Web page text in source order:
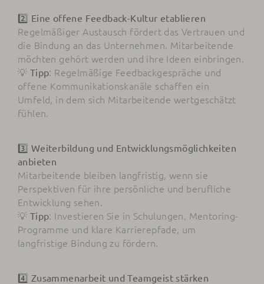
2️⃣ Eine offene Feedback-Kultur etablieren
Regelmäßiger Austausch fördert das Vertrauen und
die Bindung an das Unternehmen. Mitarbeitende
möchten gehört werden und ihre Ideen einbringen.
💡 Tipp: Regelmäßige Feedbackgespräche und
offene Kommunikationskanäle schaffen ein
Umfeld, in dem sich Mitarbeitende wertgeschätzt
fühlen.
3️⃣ Weiterbildung und Entwicklungsmöglichkeiten
anbieten
Mitarbeitende bleiben langfristig, wenn sie
Perspektiven für ihre persönliche und berufliche
Entwicklung sehen.
💡 Tipp: Investieren Sie in Schulungen, Mentoring-
Programme und klare Karrierepfade, um
langfristige Bindung zu fördern.
4️⃣ Zusammenarbeit und Teamgeist stärken